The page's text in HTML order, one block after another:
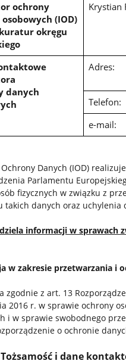
ochrony
(IOD)
okręgu
Krystian
danych
Adres:
Telefon:
e-mail:
Danych (IOD)
Parlamentu
fizycznych w związku z
takich danych oraz
informacji w
w zakresie przetwarzania i
zgodnie z art. 13
2016 r. w sprawie ochrony
i w sprawie swobodnego
o ochronie
i dane